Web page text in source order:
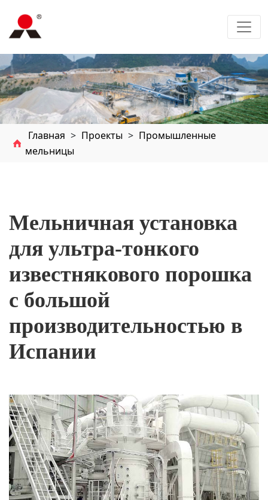
Главная > Проекты > Промышленные
мельницы
Мельничная установка
для ультра-тонкого
известнякового порошка
с большой
производительностью в
Испании